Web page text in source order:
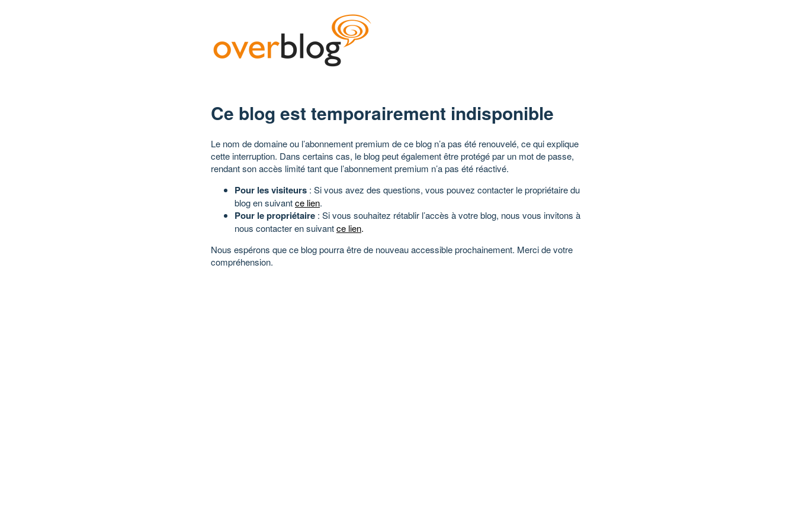
Ce blog est temporairement indisponible
Le nom de domaine ou l’abonnement premium de ce blog n’a pas été renouvelé, ce qui explique
cette interruption. Dans certains cas, le blog peut également être protégé par un mot de passe,
rendant son accès limité tant que l’abonnement premium n’a pas été réactivé.
Pour les visiteurs : Si vous avez des questions, vous pouvez contacter le propriétaire du
blog en suivantce lien.
Pour le propriétaire : Si vous souhaitez rétablir l’accès à votre blog, nous vous invitons à
nous contacter en suivantce lien.
Nous espérons que ce blog pourra être de nouveau accessible prochainement. Merci de votre
compréhension.